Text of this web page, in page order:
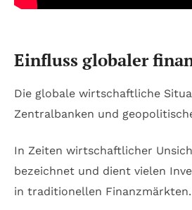
Einfluss globaler
Die globale wirtschaftliche
Zentralbanken und
In Zeiten wirtschaftlicher
bezeichnet und dient vielen
in traditionellen Finanzmärkten.